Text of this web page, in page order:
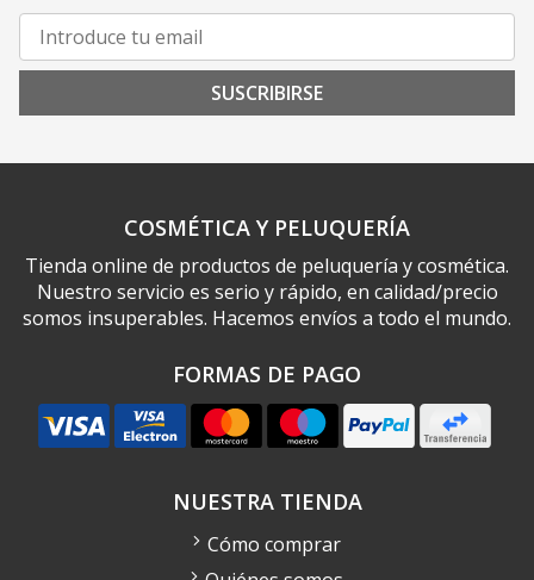
SUSCRIBIRSE
COSMÉTICA Y PELUQUERÍA
Tienda online de productos de peluquería y cosmética.
Nuestro servicio es serio y rápido, en calidad/precio
somos insuperables. Hacemos envíos a todo el mundo.
FORMAS DE PAGO
NUESTRA TIENDA
Cómo comprar